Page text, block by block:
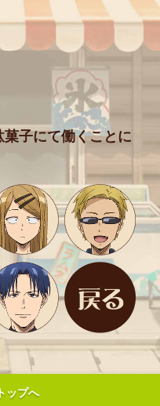
菓子にて働くことに
ップへ